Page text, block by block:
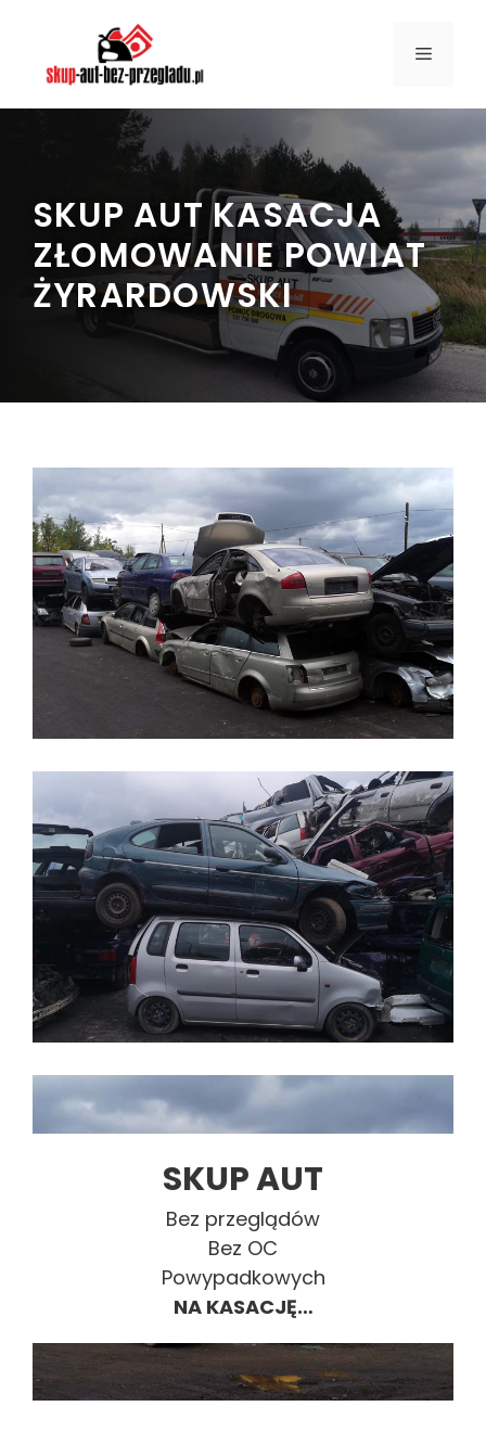
treści
MENU
SKUP AUT KASACJA
ZŁOMOWANIE POWIAT
ŻYRARDOWSKI
SKUP AUT
Bez przeglądów
Bez OC
Powypadkowych
NA KASACJĘ…